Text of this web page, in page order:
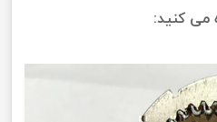
می کنید: